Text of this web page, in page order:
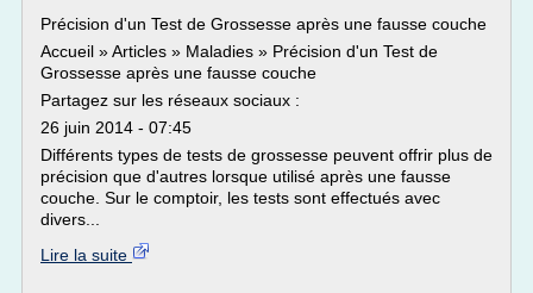
Précision d'un Test de Grossesse après une fausse couche
Accueil » Articles » Maladies » Précision d'un Test de
Grossesse après une fausse couche
Partagez sur les réseaux sociaux :
26 juin 2014 - 07:45
Différents types de tests de grossesse peuvent offrir plus de
précision que d'autres lorsque utilisé après une fausse
couche. Sur le comptoir, les tests sont effectués avec
divers...
Lire la suite